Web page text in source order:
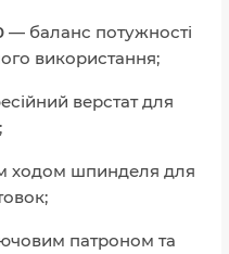
— баланс потужності
використання;
верстат для
ходом шпинделя для
патроном та